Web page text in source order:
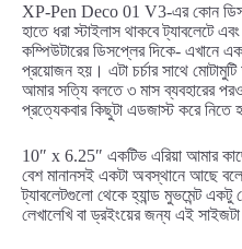
XP-Pen Deco 01 V3-এর কোন
হাতে ধরা স্টাইলাস থাকবে ট্যাবলেটে
কম্পিউটারের ডিসপ্লের দিকে- এখানে
প্রয়োজন হয়। এটা চর্চার সাথে
আমার সত্যি বলতে ৩ মাস ব্যবহারের
প্রত্যেকবার কিছুটা এডজাস্ট করে নিতে
10″ x 6.25″ একটিভ এরিয়া আমার
বেশ মানানসই একটা অবস্থানে আছে
ট্যাবলেটগুলো থেকে হ্যান্ড মুভমেন্ট
লেখালেখি বা ড্রইংয়ের জন্য এই